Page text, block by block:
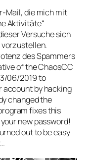
Mail, die mich mit
Aktivitäte“
Versuche sich
des Spammers
of the ChaosCC
06/2019 to
account by hacking
changed the
fixes this
new password!
out to be easy